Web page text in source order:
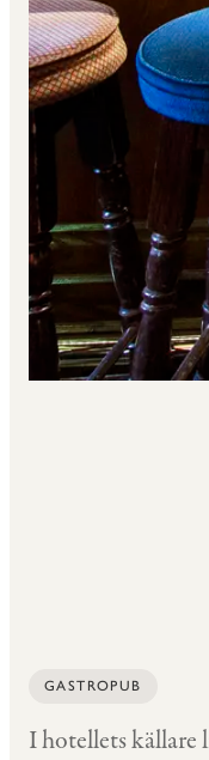
GASTROPUB
I hotellets källare